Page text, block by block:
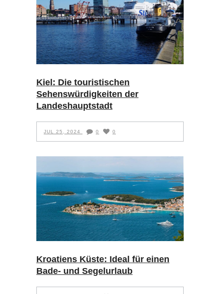
Kiel: Die touristischen
Sehenswürdigkeiten der
Landeshauptstadt
JUL 25, 2024 0 0
Kroatiens Küste: Ideal für einen
Bade- und Segelurlaub